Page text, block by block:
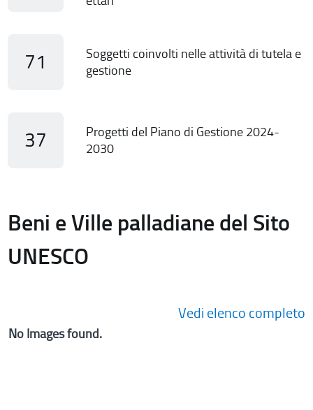
71
Soggetti coinvolti nelle attività di tutela e
gestione
37
Progetti del Piano di Gestione 2024-
2030
Beni e Ville palladiane del Sito
UNESCO
Vedi elenco completo
No Images found.